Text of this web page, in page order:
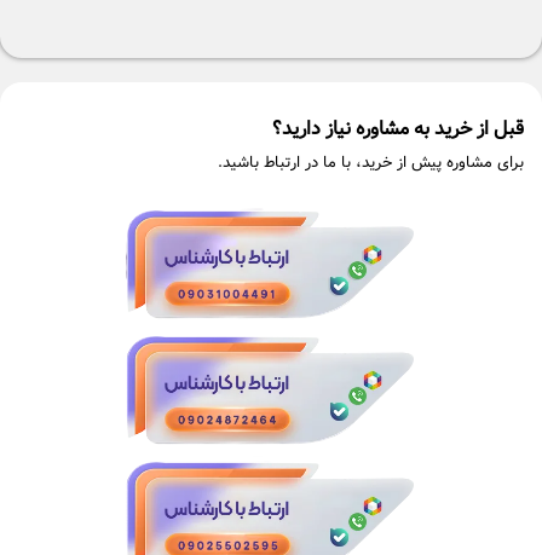
قبل از خرید به مشاوره نیاز دارید؟
برای مشاوره پیش از خرید، با ما در ارتباط باشید.